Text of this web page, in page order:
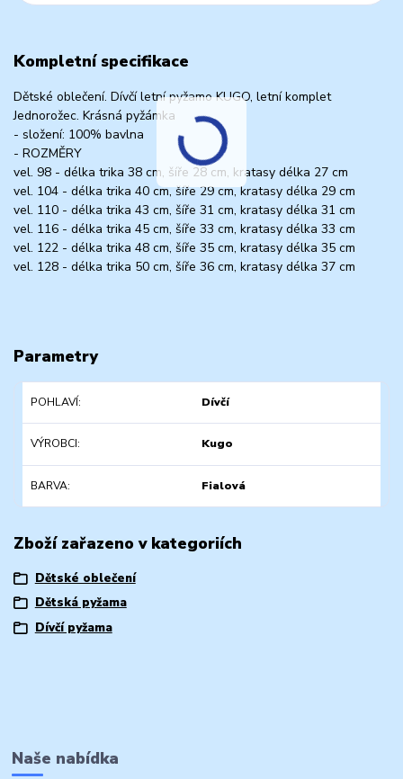
Kompletní specifikace
Dětské oblečení. Dívčí letní pyžamo KUGO, letní komplet
Jednorožec. Krásná pyžámka
- složení: 100% bavlna
- ROZMĚRY
vel. 98 - délka trika 38 cm, šíře 28 cm, kratasy délka 27 cm
vel. 104 - délka trika 40 cm, šíře 29 cm, kratasy délka 29 cm
vel. 110 - délka trika 43 cm, šíře 31 cm, kratasy délka 31 cm
vel. 116 - délka trika 45 cm, šíře 33 cm, kratasy délka 33 cm
vel. 122 - délka trika 48 cm, šíře 35 cm, kratasy délka 35 cm
vel. 128 - délka trika 50 cm, šíře 36 cm, kratasy délka 37 cm
Parametry
POHLAVÍ Dívčí
VÝROBCI Kugo
BARVA Fialová
Zboží zařazeno v kategoriích
Dětské oblečení
Dětská pyžama
Dívčí pyžama
Naše nabídka